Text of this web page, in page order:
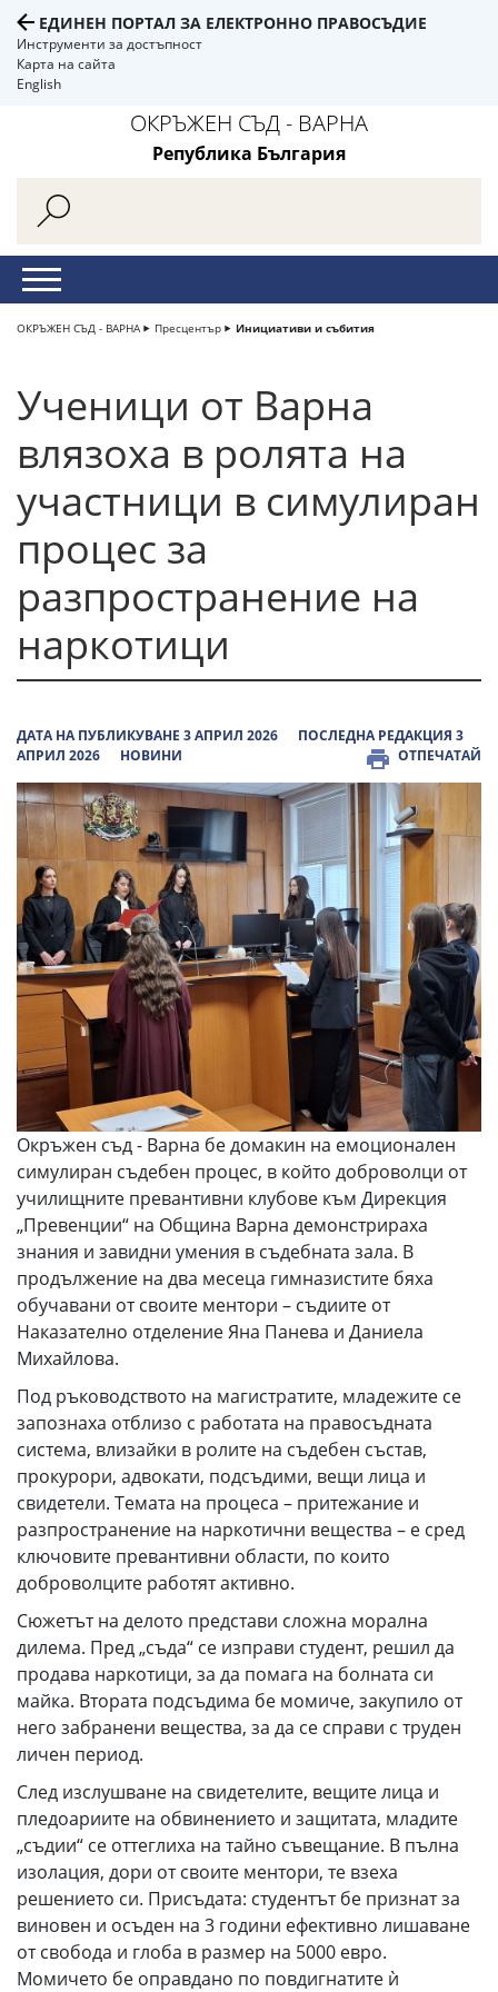
ЕДИНЕН ПОРТАЛ ЗА ЕЛЕКТРОННО ПРАВОСЪДИЕ
Инструменти за достъпност
Карта на сайта
English
ОКРЪЖЕН СЪД - ВАРНА
Република България
ОКРЪЖЕН СЪД - ВАРНА Пресцентър Инициативи и събития
Ученици от Варна
влязоха в ролята на
участници в симулиран
процес за
разпространение на
наркотици
ДАТА НА ПУБЛИКУВАНЕ 3 АПРИЛ 2026
ПОСЛЕДНА РЕДАКЦИЯ 3
АПРИЛ 2026
НОВИНИ ОТПЕЧАТАЙ
Окръжен съд - Варна бе домакин на емоционален
симулиран съдебен процес, в който доброволци от
училищните превантивни клубове към Дирекция
„Превенции“ на Община Варна демонстрираха
знания и завидни умения в съдебната зала. В
продължение на два месеца гимназистите бяха
обучавани от своите ментори – съдиите от
Наказателно отделение Яна Панева и Даниела
Михайлова.
Под ръководството на магистратите, младежите се
запознаха отблизо с работата на правосъдната
система, влизайки в ролите на съдебен състав,
прокурори, адвокати, подсъдими, вещи лица и
свидетели. Темата на процеса – притежание и
разпространение на наркотични вещества – е сред
ключовите превантивни области, по които
доброволците работят активно.
Сюжетът на делото представи сложна морална
дилема. Пред „съда“ се изправи студент, решил да
продава наркотици, за да помага на болната си
майка. Втората подсъдима бе момиче, закупило от
него забранени вещества, за да се справи с труден
личен период.
След изслушване на свидетелите, вещите лица и
пледоариите на обвинението и защитата, младите
„съдии“ се оттеглиха на тайно съвещание. В пълна
изолация, дори от своите ментори, те взеха
решението си. Присъдата: студентът бе признат за
виновен и осъден на 3 години ефективно лишаване
от свобода и глоба в размер на 5000 евро.
Момичето бе оправдано по повдигнатите ѝ